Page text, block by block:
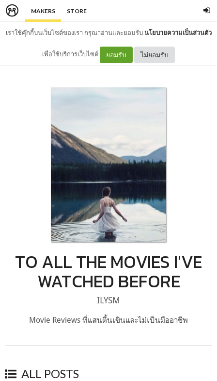
MAKERS STORE
เราใช้คุ๊กกี้บนเว็บไซต์ของเรา กรุณาอ่านและยอมรับนโยบายความเป็นส่วนตัว
เพื่อใช้บริการเว็บไซต์ ยอมรับ ไม่ยอมรับ
TO ALL THE MOVIES I'VE
WATCHED BEFORE
ILYSM
Movie Reviews ที่แสนตื้นเขินและไม่เป็นมืออาชีพ
ALL POSTS